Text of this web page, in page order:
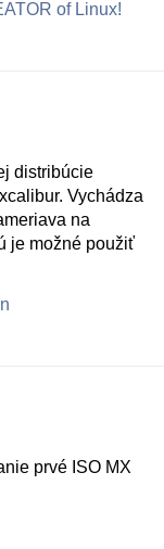
of Linux!
distribúcie
Vychádza
na
je možné použiť
prvé ISO MX